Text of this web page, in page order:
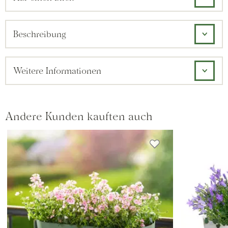
Beschreibung
Weitere Informationen
Andere Kunden kauften auch